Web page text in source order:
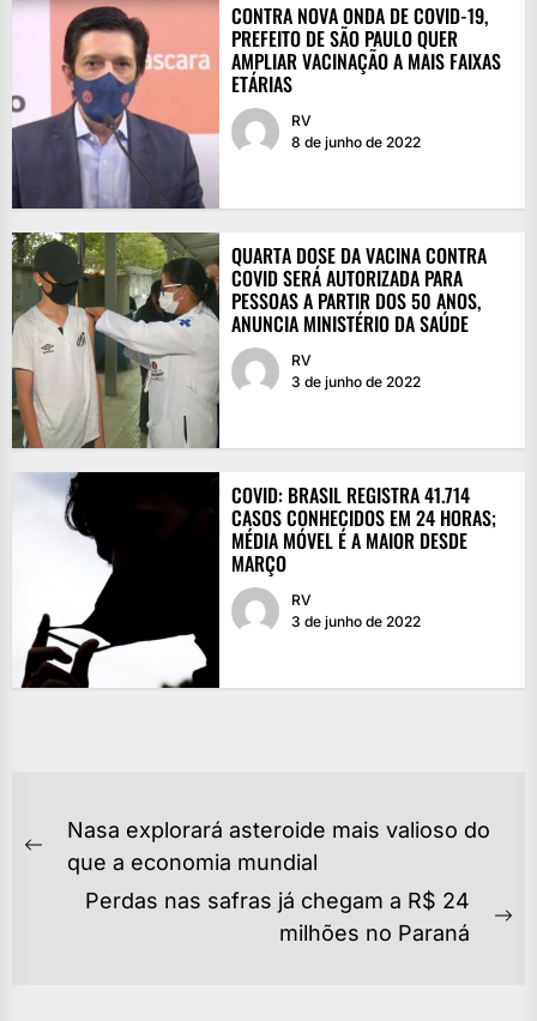
CONTRA NOVA ONDA DE COVID-19,
PREFEITO DE SÃO PAULO QUER
AMPLIAR VACINAÇÃO A MAIS FAIXAS
ETÁRIAS
RV
8 de junho de 2022
QUARTA DOSE DA VACINA CONTRA
COVID SERÁ AUTORIZADA PARA
PESSOAS A PARTIR DOS 50 ANOS,
ANUNCIA MINISTÉRIO DA SAÚDE
RV
3 de junho de 2022
COVID: BRASIL REGISTRA 41.714
CASOS CONHECIDOS EM 24 HORAS;
MÉDIA MÓVEL É A MAIOR DESDE
MARÇO
RV
3 de junho de 2022
NAVEGAÇÃO
DE
POST
Previous
Nasa explorará asteroide mais valioso do
que a economia mundial
Perdas nas safras já chegam a R$ 24
milhões no Paraná